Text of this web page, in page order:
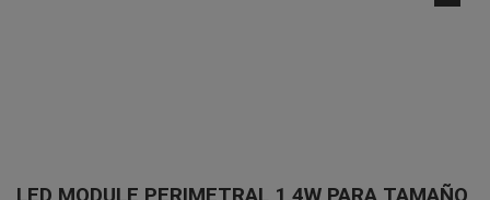
LED MODULE PERIMETRAL 1,4W PARA TAMAÑO